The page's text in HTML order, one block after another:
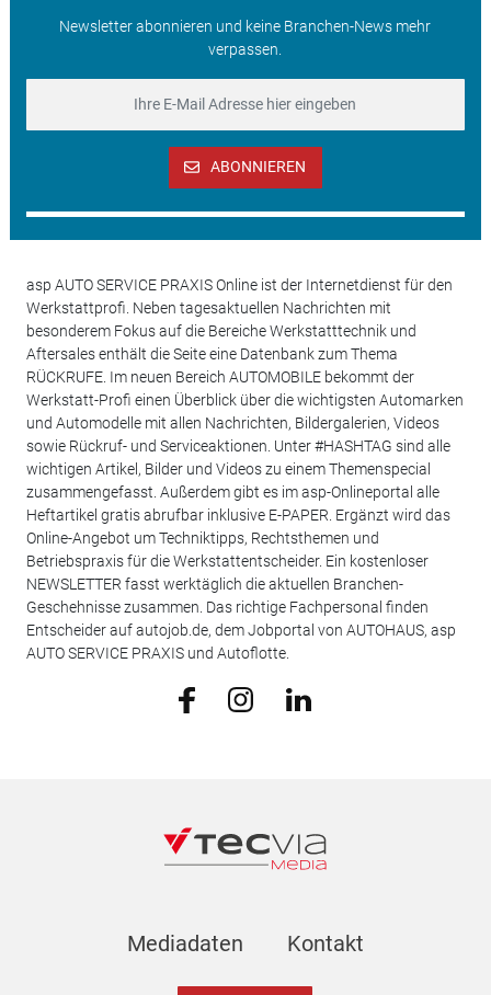
Newsletter abonnieren und keine Branchen-News mehr
verpassen.
ABONNIEREN
asp AUTO SERVICE PRAXIS Online ist der Internetdienst für den
Werkstattprofi. Neben tagesaktuellen Nachrichten mit
besonderem Fokus auf die Bereiche Werkstatttechnik und
Aftersales enthält die Seite eine Datenbank zum Thema
RÜCKRUFE. Im neuen Bereich AUTOMOBILE bekommt der
Werkstatt-Profi einen Überblick über die wichtigsten Automarken
und Automodelle mit allen Nachrichten, Bildergalerien, Videos
sowie Rückruf- und Serviceaktionen. Unter #HASHTAG sind alle
wichtigen Artikel, Bilder und Videos zu einem Themenspecial
zusammengefasst. Außerdem gibt es im asp-Onlineportal alle
Heftartikel gratis abrufbar inklusive E-PAPER. Ergänzt wird das
Online-Angebot um Techniktipps, Rechtsthemen und
Betriebspraxis für die Werkstattentscheider. Ein kostenloser
NEWSLETTER fasst werktäglich die aktuellen Branchen-
Geschehnisse zusammen. Das richtige Fachpersonal finden
Entscheider auf autojob.de, dem Jobportal von AUTOHAUS, asp
AUTO SERVICE PRAXIS und Autoflotte.
Mediadaten Kontakt